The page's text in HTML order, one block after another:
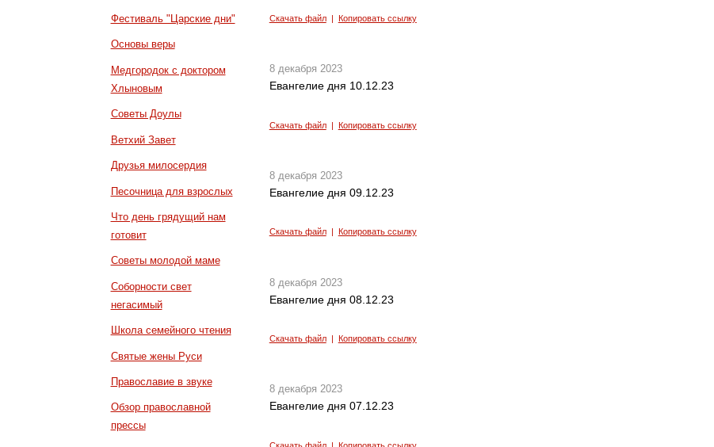
Фестиваль "Царские дни"
Основы веры
Медгородок с доктором
Хлыновым
Советы Доулы
Ветхий Завет
Друзья милосердия
Песочница для взрослых
Что день грядущий нам
готовит
Советы молодой маме
Соборности свет
негасимый
Школа семейного чтения
Святые жены Руси
Православие в звуке
Обзор православной
прессы
Скачать файл| Копировать ссылку
8 декабря 2023
Евангелие дня 10.12.23
Скачать файл| Копировать ссылку
8 декабря 2023
Евангелие дня 09.12.23
Скачать файл| Копировать ссылку
8 декабря 2023
Евангелие дня 08.12.23
Скачать файл| Копировать ссылку
8 декабря 2023
Евангелие дня 07.12.23
Скачать файл| Копировать ссылку